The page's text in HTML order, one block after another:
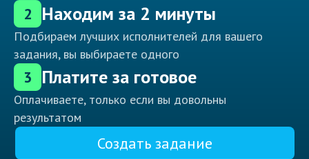
2 Находим за 2 минуты
Подбираем лучших исполнителей для вашего
задания, вы выбираете одного
3 Платите за готовое
Оплачиваете, только если вы довольны
результатом
Создать задание